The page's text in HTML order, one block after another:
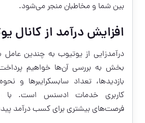
بین شما و مخاطبان منجر می‌شود.
افزایش درآمد از کانال
درآمدزایی از یوتیوب به چندین
بخش به بررسی آن‌ها خواهیم
بازدیدها، تعداد سابسکرایبرها و
کاربری خدمات ادسنس است. با
فرصت‌های بیشتری برای کسب درآمد